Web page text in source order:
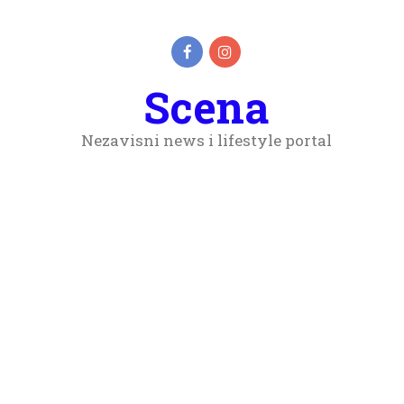
Scena
Nezavisni news i lifestyle portal